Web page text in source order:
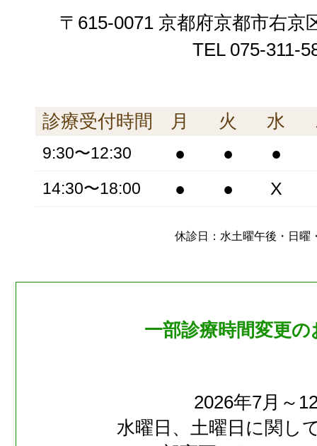
〒615-0071 京都府京都市右京
TEL 075-311-
診療受付時間 月 火 水
9:30〜12:30 ● ● ●
14:30〜18:00 ● ● X
休診日：水土曜午後・日曜
一部診療時間変更
2026年7月～
水曜日、土曜日に関し